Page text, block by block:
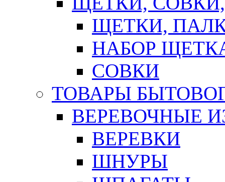
ЩЕТКИ,
НАБОР
СОВКИ
ТОВАРЫ
ВЕРЕВОЧНЫЕ
ВЕРЕВКИ
ШНУРЫ